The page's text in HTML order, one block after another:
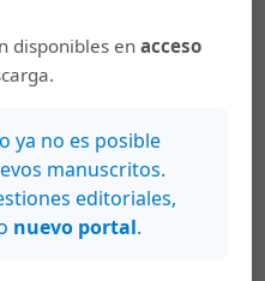
de La Cañada
a fines del siglo
XIX
disponibles enacceso
ya no es posible
manuscritos.
editoriales,
nuevo portal.